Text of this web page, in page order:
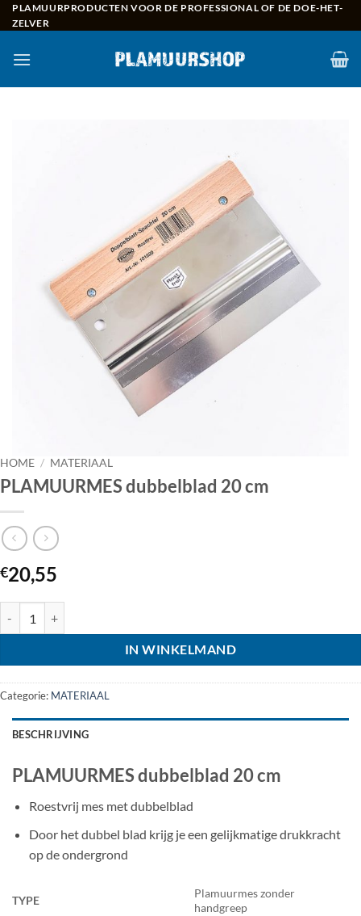
Skip
to
PLAMUURPRODUCTEN VOOR DE PROFESSIONAL OF DE DOE-HET-
ZELVER
HOME / MATERIAAL
PLAMUURMES dubbelblad 20 cm
€20,55
IN WINKELMAND
Categorie: MATERIAAL
BESCHRIJVING
PLAMUURMES dubbelblad 20 cm
Roestvrij mes met dubbelblad
Door het dubbel blad krijg je een gelijkmatige drukkracht
op de ondergrond
TYPE
Plamuurmes zonder
handgreep